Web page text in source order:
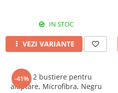
IN STOC
VEZI VARIANTE
-41%
Set 2 bustiere pentru
alaptare, Microfibra, Negru